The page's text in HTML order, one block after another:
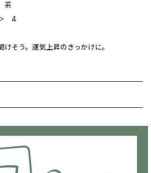
茶
＞ 4
そう。運気上昇のきっかけに。